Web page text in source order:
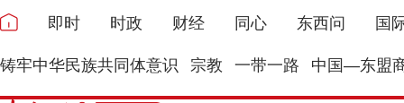
即时 时政 财经 同心 东西问 国
铸牢中华民族共同体意识 宗教 一带一路 中国—东盟